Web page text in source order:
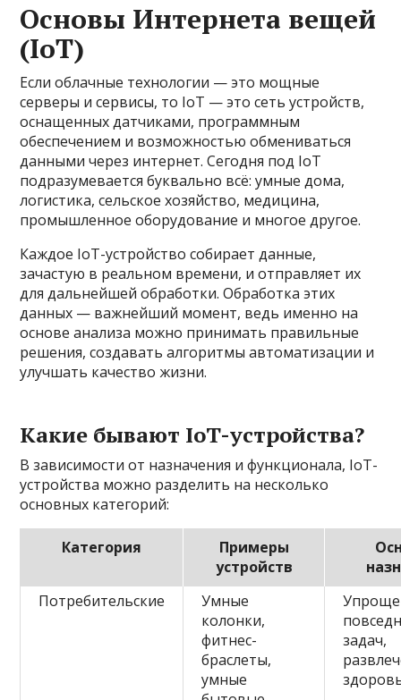
Основы Интернета вещей
(IoT)
Если облачные технологии — это мощные
серверы и сервисы, то IoT — это сеть устройств,
оснащенных датчиками, программным
обеспечением и возможностью обмениваться
данными через интернет. Сегодня под IoT
подразумевается буквально всё: умные дома,
логистика, сельское хозяйство, медицина,
промышленное оборудование и многое другое.
Каждое IoT-устройство собирает данные,
зачастую в реальном времени, и отправляет их
для дальнейшей обработки. Обработка этих
данных — важнейший момент, ведь именно на
основе анализа можно принимать правильные
решения, создавать алгоритмы автоматизации и
улучшать качество жизни.
Какие бывают IoT-устройства?
В зависимости от назначения и функционала, IoT-
устройства можно разделить на несколько
основных категорий:
Категория
Примеры
устройств
Потребительские
Умные
колонки,
фитнес-
браслеты,
умные
задач,